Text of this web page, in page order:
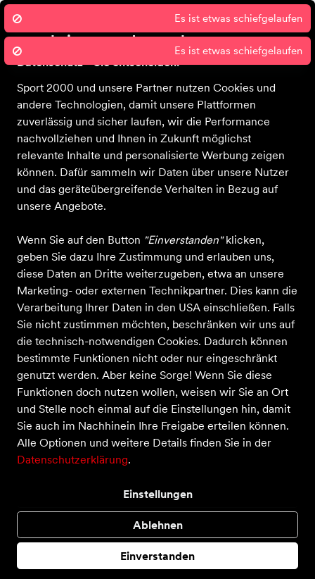
Wir nutzen Cookies um unsere Dienste
zu erbringen und zu verbessern.
Datenschutz - Sie entscheiden!
Sport 2000 und unsere Partner nutzen Cookies und
andere Technologien, damit unsere Plattformen
zuverlässig und sicher laufen, wir die Performance
nachvollziehen und Ihnen in Zukunft möglichst
relevante Inhalte und personalisierte Werbung zeigen
können. Dafür sammeln wir Daten über unsere Nutzer
und das geräteübergreifende Verhalten in Bezug auf
unsere Angebote.
Wenn Sie auf den Button "Einverstanden"klicken,
geben Sie dazu Ihre Zustimmung und erlauben uns,
diese Daten an Dritte weiterzugeben, etwa an unsere
Marketing- oder externen Technikpartner. Dies kann die
Verarbeitung Ihrer Daten in den USA einschließen. Falls
Sie nicht zustimmen möchten, beschränken wir uns auf
die technisch-notwendigen Cookies. Dadurch können
bestimmte Funktionen nicht oder nur eingeschränkt
genutzt werden. Aber keine Sorge! Wenn Sie diese
Funktionen doch nutzen wollen, weisen wir Sie an Ort
und Stelle noch einmal auf die Einstellungen hin, damit
Sie auch im Nachhinein Ihre Freigabe erteilen können.
Alle Optionen und weitere Details finden Sie in der
Datenschutzerklärung.
Einstellungen
Ablehnen
Einverstanden
Einkaufen bei Nielsen
Sport
Kleidung Accessoires Handschuhe
Handschuhe
Farbe Sportart Größe Altersgruppe
36 Produkte
20,00 €
Derby Star
TWH Bundesliga Goalie v25
25,00 €